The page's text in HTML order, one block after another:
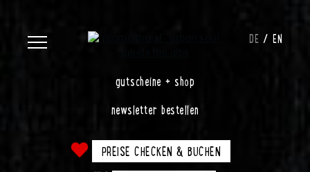
DE EN
gutscheine + shop
newsletter bestellen
PREISE CHECKEN & BUCHEN